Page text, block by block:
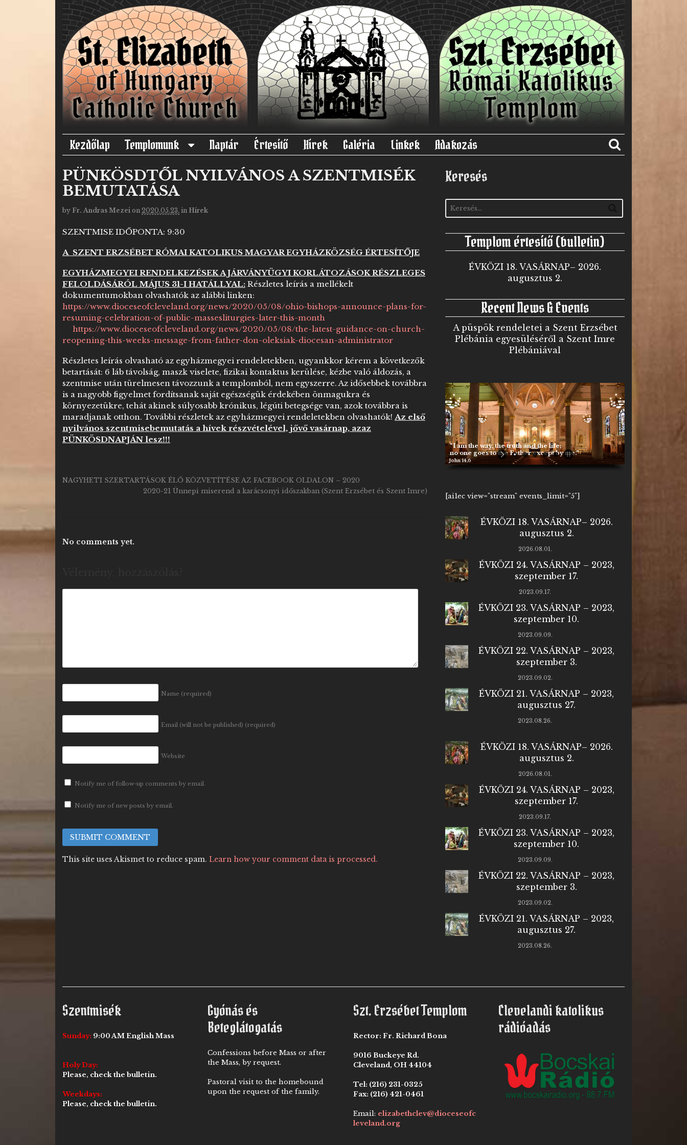
Kezdőlap Templomunk Naptár Értesítő Hírek Galéria Linkek Adakozás
PÜNKÖSDTŐL NYILVÁNOS A SZENTMISÉK
BEMUTATÁSA
by Fr. Andras Mezei on 2020.05.23. in Hírek
SZENTMISE IDŐPONTA: 9:30
A SZENT ERZSÉBET RÓMAI KATOLIKUS MAGYAR EGYHÁZKÖZSÉG ÉRTESÍTŐJE
EGYHÁZMEGYEI RENDELKEZÉSEK A JÁRVÁNYÜGYI KORLÁTOZÁSOK RÉSZLEGES
FELOLDÁSÁRÓL MÁJUS 31-I HATÁLLYAL: Részletes leírás a mellékelt
dokumentumokban olvashatók az alábbi linken:
https://www.dioceseofcleveland.org/news/2020/05/08/ohio-bishops-announce-plans-for-
resuming-celebration-of-public-massesliturgies-later-this-month
https://www.dioceseofcleveland.org/news/2020/05/08/the-latest-guidance-on-church-
reopening-this-weeks-message-from-father-don-oleksiak-diocesan-administrator
Részletes leírás olvasható az egyházmegyei rendeletekben, ugyankkor kérem a következők
betartását: 6 láb távolság, maszk viselete, fizikai kontaktus kerülése, kézbe való áldozás, a
szentmise után türelmesen távozzunk a templomból, nem egyszerre. Az idősebbek továbbra
is a nagyobb figyelmet fordítsanak saját egészségük érdekében önmagukra és
környezetükre, tehát akinek súlyosabb krónikus, légúti betegsége van, azok továbbra is
maradjanak otthon. További részletek az egyházmegyei rendeletekben olvashatók! Az első
nyilvános szentmisebemutatás a hívek részvételével, jővő vasárnap, azaz
PÜNKÖSDNAPJÁN lesz!!!
NAGYHETI SZERTARTÁSOK ÉLŐ KÖZVETÍTÉSE AZ FACEBOOK OLDALON – 2020
2020-21 Ünnepi miserend a karácsonyi időszakban (Szent Erzsébet és Szent Imre)
No comments yet.
Name (required)
Email (will not be published) (required)
Website
Notify me of follow-up comments by email.
Notify me of new posts by email.
This site uses Akismet to reduce spam. Learn how your comment data is processed.
Keresés
Templom értesítő (bulletin)
ÉVKÖZI 18. VASÁRNAP– 2026.
augusztus 2.
Recent News & Events
A püspök rendeletei a Szent Erzsébet
Plébánia egyesüléséről a Szent Imre
Plébániával
“I am the way, the truth and the life;
no one goes to the Father except by me.”
John 14,6
[ai1ec view="stream" events_limit="5"]
ÉVKÖZI 18. VASÁRNAP– 2026.
augusztus 2.
2026.08.01.
ÉVKÖZI 24. VASÁRNAP – 2023,
szeptember 17.
2023.09.17.
ÉVKÖZI 23. VASÁRNAP – 2023,
szeptember 10.
2023.09.09.
ÉVKÖZI 22. VASÁRNAP – 2023,
szeptember 3.
2023.09.02.
ÉVKÖZI 21. VASÁRNAP – 2023,
augusztus 27.
2023.08.26.
ÉVKÖZI 18. VASÁRNAP– 2026.
augusztus 2.
2026.08.01.
ÉVKÖZI 24. VASÁRNAP – 2023,
szeptember 17.
2023.09.17.
ÉVKÖZI 23. VASÁRNAP – 2023,
szeptember 10.
2023.09.09.
ÉVKÖZI 22. VASÁRNAP – 2023,
szeptember 3.
2023.09.02.
ÉVKÖZI 21. VASÁRNAP – 2023,
augusztus 27.
2023.08.26.
Szentmisék
Sunday: 9:00 AM English Mass
Holy Day:
Please, check the bulletin.
Weekdays:
Please, check the bulletin.
Gyónás és
Beteglátogatás
Confessions before Mass or after
the Mass, by request.
Pastoral visit to the homebound
upon the request of the family.
Szt. Erzsébet Templom
Rector: Fr. Richard Bona
9016 Buckeye Rd.
Cleveland, OH 44104
Tel: (216) 231-0325
Fax: (216) 421-0461
Email: elizabethclev@dioceseofc
leveland.org
Clevelandi katolikus
rádióadás